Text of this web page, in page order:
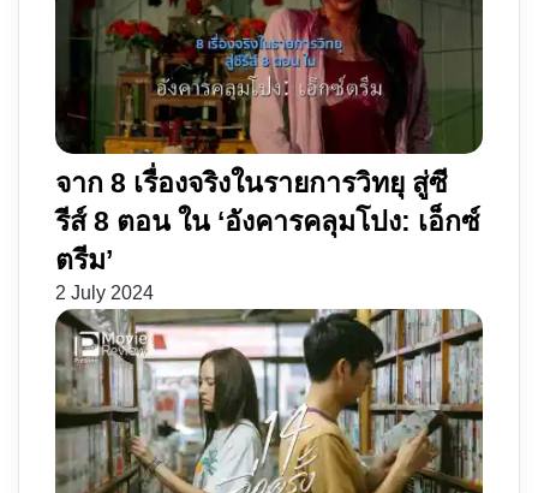
(วัน
ลักพา
ตัว)
ของ
คน
รัก
เบล
จาก 8 เรื่องจริงในรายการวิทยุ สู่ซี
รีส์ 8 ตอน ใน ‘อังคารคลุมโปง: เอ็กซ์
ตรีม’
2 July 2024